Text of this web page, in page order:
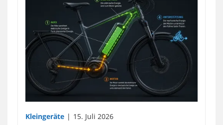
Kleingeräte 15. Juli 2026